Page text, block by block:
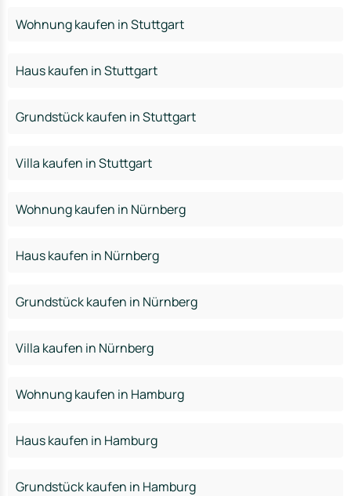
Wohnung kaufen in Stuttgart
Haus kaufen in Stuttgart
Grundstück kaufen in Stuttgart
Villa kaufen in Stuttgart
Wohnung kaufen in Nürnberg
Haus kaufen in Nürnberg
Grundstück kaufen in Nürnberg
Villa kaufen in Nürnberg
Wohnung kaufen in Hamburg
Haus kaufen in Hamburg
Grundstück kaufen in Hamburg